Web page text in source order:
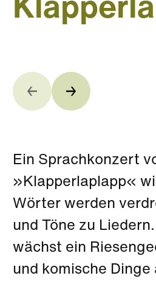
Ein Sprachkonzert
»Klapperlaplapp«
Wörter werden
und Töne zu
wächst ein
und komische